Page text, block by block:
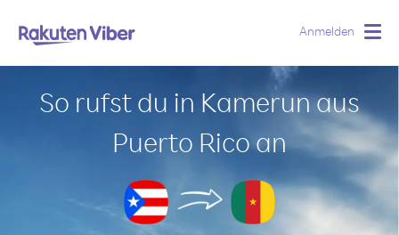
Anmelden
So rufst du in Kamerun aus
Puerto Rico an